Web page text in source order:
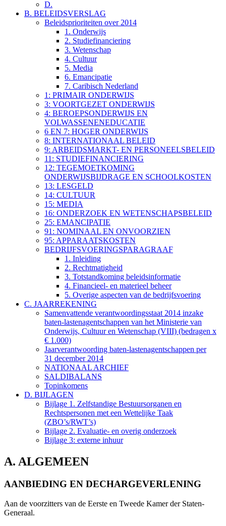
D.
B. BELEIDSVERSLAG
Beleidsprioriteiten over 2014
1. Onderwijs
2. Studiefinanciering
3. Wetenschap
4. Cultuur
5. Media
6. Emancipatie
7. Caribisch Nederland
1: PRIMAIR ONDERWIJS
3: VOORTGEZET ONDERWIJS
4: BEROEPSONDERWIJS EN
VOLWASSENENEDUCATIE
6 EN 7: HOGER ONDERWIJS
8: INTERNATIONAAL BELEID
9: ARBEIDSMARKT- EN PERSONEELSBELEID
11: STUDIEFINANCIERING
12: TEGEMOETKOMING
ONDERWIJSBIJDRAGE EN SCHOOLKOSTEN
13: LESGELD
14: CULTUUR
15: MEDIA
16: ONDERZOEK EN WETENSCHAPSBELEID
25: EMANCIPATIE
91: NOMINAAL EN ONVOORZIEN
95: APPARAATSKOSTEN
BEDRIJFSVOERINGSPARAGRAAF
1. Inleiding
2. Rechtmatigheid
3. Totstandkoming beleidsinformatie
4. Financieel- en materieel beheer
5. Overige aspecten van de bedrijfsvoering
C. JAARREKENING
Samenvattende verantwoordingsstaat 2014 inzake
baten-lastenagentschappen van het Ministerie van
Onderwijs, Cultuur en Wetenschap (VIII) (bedragen x
€ 1.000)
Jaarverantwoording baten-lastenagentschappen per
31 december 2014
NATIONAAL ARCHIEF
SALDIBALANS
Topinkomens
D. BIJLAGEN
Bijlage 1. Zelfstandige Bestuursorganen en
Rechtspersonen met een Wettelijke Taak
(ZBO’s/RWT’s)
Bijlage 2. Evaluatie- en overig onderzoek
Bijlage 3: externe inhuur
A. ALGEMEEN
AANBIEDING EN DECHARGEVERLENING
Aan de voorzitters van de Eerste en Tweede Kamer der Staten-
Generaal.